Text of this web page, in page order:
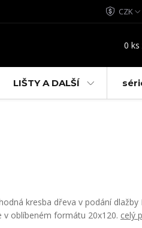
CZK
0 ks
LIŠTY A DALŠÍ
kresba dřeva v podání dlažby
v oblíbeném formátu 20x120. celý